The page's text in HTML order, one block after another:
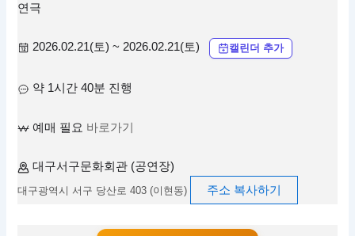
연극
2026.02.21(토) ~ 2026.02.21(토) 캘린더 추가
약 1시간 40분 진행
예매 필요 바로가기
대구서구문화회관 (공연장)
대구광역시 서구 당산로 403 (이현동) 주소 복사하기